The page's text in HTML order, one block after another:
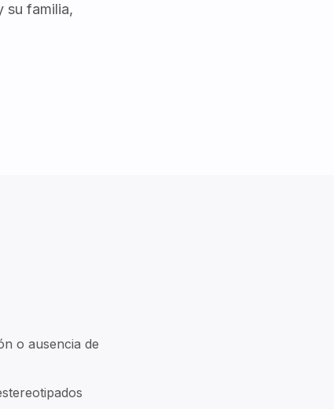
su familia,
o ausencia de